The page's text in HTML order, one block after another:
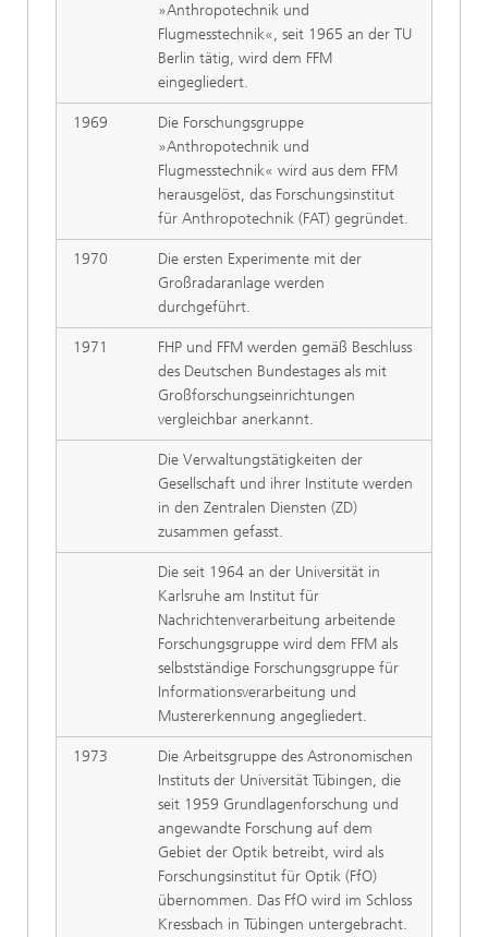
»Anthropotechnik und
Flugmesstechnik«, seit 1965 an der TU
Berlin tätig, wird dem FFM
eingegliedert.
1969
Die Forschungsgruppe
»Anthropotechnik und
Flugmesstechnik« wird aus dem FFM
herausgelöst, das Forschungsinstitut
für Anthropotechnik (FAT) gegründet.
1970
Die ersten Experimente mit der
Großradaranlage werden
durchgeführt.
1971
FHP und FFM werden gemäß Beschluss
des Deutschen Bundestages als mit
Großforschungseinrichtungen
vergleichbar anerkannt.
Die Verwaltungstätigkeiten der
Gesellschaft und ihrer Institute werden
in den Zentralen Diensten (ZD)
zusammen gefasst.
Die seit 1964 an der Universität in
Karlsruhe am Institut für
Nachrichtenverarbeitung arbeitende
Forschungsgruppe wird dem FFM als
selbstständige Forschungsgruppe für
Informationsverarbeitung und
Mustererkennung angegliedert.
1973
Die Arbeitsgruppe des Astronomischen
Instituts der Universität Tübingen, die
seit 1959 Grundlagenforschung und
angewandte Forschung auf dem
Gebiet der Optik betreibt, wird als
Forschungsinstitut für Optik (FfO)
übernommen. Das FfO wird im Schloss
Kressbach in Tübingen untergebracht.